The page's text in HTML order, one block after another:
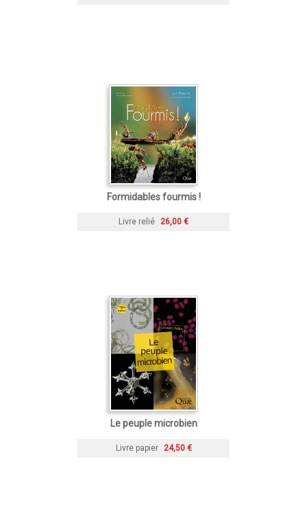
Formidables fourmis !
Livre relié 26,00 €
Le peuple microbien
Livre papier 24,50 €